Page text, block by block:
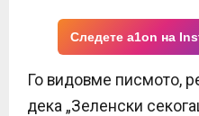
Следете a1on на
Го видовме писмото,
дека „Зеленски